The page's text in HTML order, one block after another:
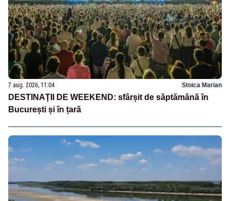
7 aug. 2026, 11:04 Stoica Marian
DESTINAȚII DE WEEKEND: sfârșit de săptămână în
București și în țară